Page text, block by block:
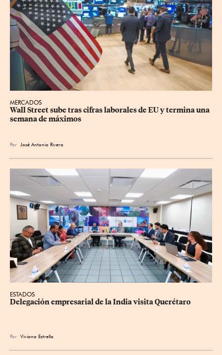
MERCADOS
Wall Street sube tras cifras laborales de EU y termina una
semana de máximos
Por José Antonio Rivera
ESTADOS
Delegación empresarial de la India visita Querétaro
Por Viviana Estrella